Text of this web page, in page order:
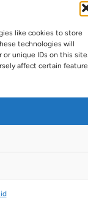
like cookies to store
technologies will
or unique IDs on this
affect certain